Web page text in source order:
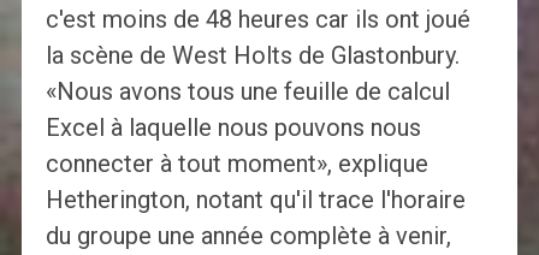
c'est moins de 48 heures car ils ont joué
la scène de West Holts de Glastonbury.
«Nous avons tous une feuille de calcul
Excel à laquelle nous pouvons nous
connecter à tout moment», explique
Hetherington, notant qu'il trace l'horaire
du groupe une année complète à venir,